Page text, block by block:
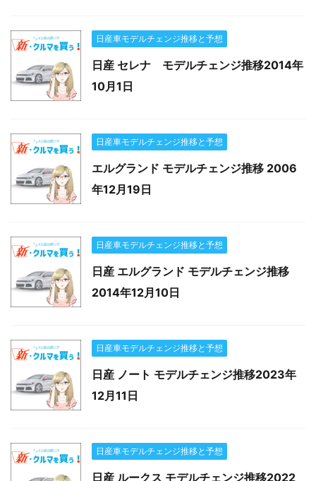
日産車モデルチェンジ推移と予想
日産 セレナ モデルチェンジ推移2014年
10月1日
日産車モデルチェンジ推移と予想
エルグランド モデルチェンジ推移 2006
年12月19日
日産車モデルチェンジ推移と予想
日産 エルグランド モデルチェンジ推移
2014年12月10日
日産車モデルチェンジ推移と予想
日産 ノート モデルチェンジ推移2023年
12月11日
日産車モデルチェンジ推移と予想
日産 ルークス モデルチェンジ推移2022